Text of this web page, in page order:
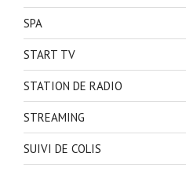
SPA
START TV
STATION DE RADIO
STREAMING
SUIVI DE COLIS